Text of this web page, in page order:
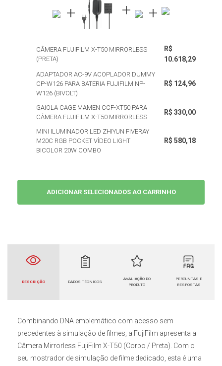
CÂMERA FUJIFILM X-T50 MIRRORLESS
(PRETA)
R$
10.618,29
ADAPTADOR AC-9V ACOPLADOR DUMMY
CP-W126 PARA BATERIA FUJIFILM NP-
W126 (BIVOLT)
R$ 124,96
GAIOLA CAGE MAMEN CCF-XT50 PARA
CÂMERA FUJIFILM X-T50 MIRRORLESS
R$ 330,00
MINI ILUMINADOR LED ZHIYUN FIVERAY
M20C RGB POCKET VÍDEO LIGHT
BICOLOR 20W COMBO
R$ 580,18
ADICIONAR SELECIONADOS AO CARRINHO
DESCRIÇÃO DADOS TÉCNICOS
AVALIAÇÃO DO
PRODUTO
PERGUNTAS E
RESPOSTAS
Combinando DNA emblemático com acesso sem
precedentes à simulação de filmes, a FujiFilm apresenta a
Câmera Mirrorless FujiFilm X-T50 (Corpo / Preta). Com o
seu mostrador de simulação de filme dedicado, esta é uma